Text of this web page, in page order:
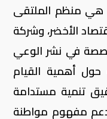
هي منظم الملتقى
الأخضر، وشركة
في نشر الوعي
أهمية القيام
تنمية مستدامة
دعم مفهوم مواطنة